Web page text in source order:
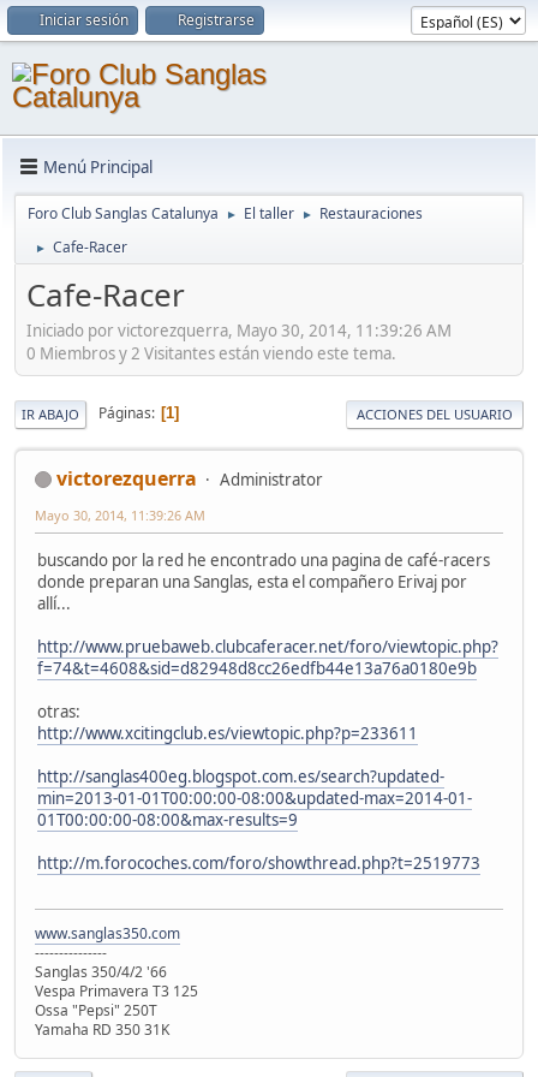
Iniciar sesión Registrarse
Menú Principal
Foro Club Sanglas Catalunya ► El taller ► Restauraciones
► Cafe-Racer
Cafe-Racer
Iniciado por victorezquerra, Mayo 30, 2014, 11:39:26 AM
0 Miembros y 2 Visitantes están viendo este tema.
IR ABAJO Páginas 1 ACCIONES DEL USUARIO
victorezquerra Administrator
Mayo 30, 2014, 11:39:26 AM
buscando por la red he encontrado una pagina de café-racers
donde preparan una Sanglas, esta el compañero Erivaj por
allí...
http://www.pruebaweb.clubcaferacer.net/foro/viewtopic.php?
f=74&t=4608&sid=d82948d8cc26edfb44e13a76a0180e9b
otras:
http://www.xcitingclub.es/viewtopic.php?p=233611
http://sanglas400eg.blogspot.com.es/search?updated-
min=2013-01-01T00:00:00-08:00&updated-max=2014-01-
01T00:00:00-08:00&max-results=9
http://m.forocoches.com/foro/showthread.php?t=2519773
www.sanglas350.com
---------------
Sanglas 350/4/2 '66
Vespa Primavera T3 125
Ossa "Pepsi" 250T
Yamaha RD 350 31K